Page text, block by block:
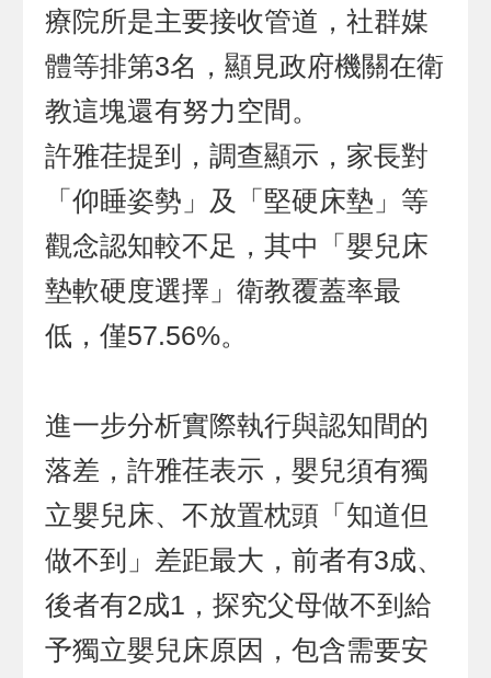
療院所是主要接收管道，社群媒
體等排第3名，顯見政府機關在衛
教這塊還有努力空間。
許雅荏提到，調查顯示，家長對
「仰睡姿勢」及「堅硬床墊」等
觀念認知較不足，其中「嬰兒床
墊軟硬度選擇」衛教覆蓋率最
低，僅57.56%。
進一步分析實際執行與認知間的
落差，許雅荏表示，嬰兒須有獨
立嬰兒床、不放置枕頭「知道但
做不到」差距最大，前者有3成、
後者有2成1，探究父母做不到給
予獨立嬰兒床原因，包含需要安